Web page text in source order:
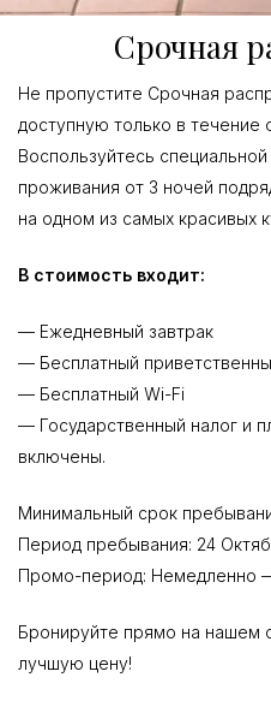
Срочная
Не пропустите Срочная
доступную только в течение
Воспользуйтесь
проживания от 3 ночей
на одном из самых красивых
В стоимость входит:
— Ежедневный завтрак
— Бесплатный
— Бесплатный Wi-Fi
— Государственный налог и
включены.
Минимальный срок
Период пребывания: 24
Промо-период: Немедленно
Бронируйте прямо на нашем
лучшую цену!